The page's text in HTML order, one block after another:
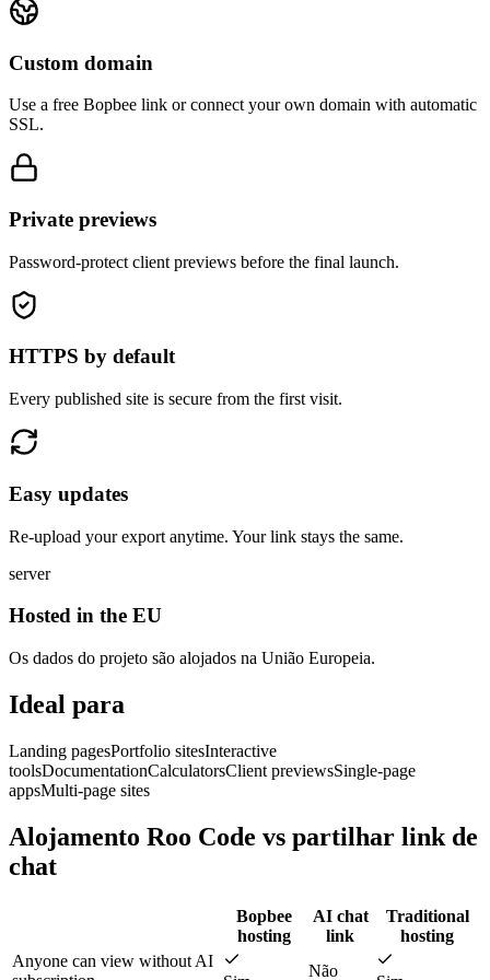
Custom domain
Use a free Bopbee link or connect your own domain with automatic
SSL.
Private previews
Password-protect client previews before the final launch.
HTTPS by default
Every published site is secure from the first visit.
Easy updates
Re-upload your export anytime. Your link stays the same.
server
Hosted in the EU
Os dados do projeto são alojados na União Europeia.
Ideal para
Landing pagesPortfolio sitesInteractive
toolsDocumentationCalculatorsClient previewsSingle-page
appsMulti-page sites
Alojamento Roo Code vs partilhar link de
chat
Bopbee
hosting
AI chat
link
Traditional
hosting
Anyone can view without AI
Não